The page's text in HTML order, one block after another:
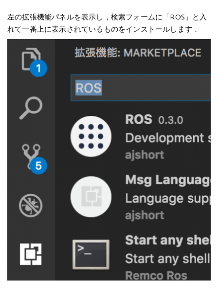
左の拡張機能パネルを表示し，検索フォームに「ROS」と入
れて一番上に表示されているものをインストールします．